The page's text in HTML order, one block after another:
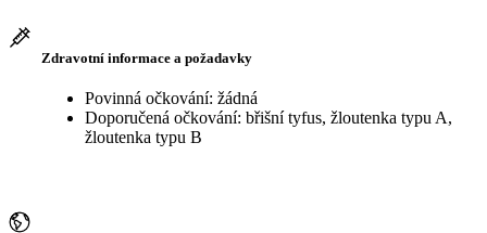
Zdravotní informace a požadavky
Povinná očkování: žádná
Doporučená očkování: břišní tyfus, žloutenka typu A,
žloutenka typu B